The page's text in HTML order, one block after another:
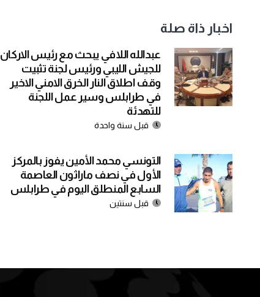
اخبار ذاة صلة
عبدالله اللافي يبحث مع رئيس الاركان
للجيش الليبي ورئيس لجنة تثبيت
وقف اطلاق النار الخرق الامني الاخير
في طرابلس وسير عمل اللجنة
للتهدئة
قبل سنة واحدة
التونسي محمد الأمين يفوز بالمركز
الأول في نصف ماراثون العاصمة
السابع المنطلق اليوم في طرابلس
قبل سنتين